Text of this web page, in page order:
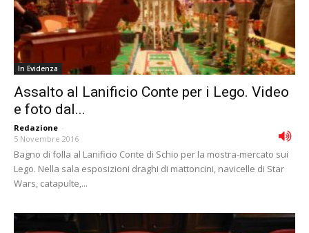
In Evidenza
Assalto al Lanificio Conte per i Lego. Video
e foto dal...
Redazione -
5 Novembre 2016
Bagno di folla al Lanificio Conte di Schio per la mostra-mercato sui
Lego. Nella sala esposizioni draghi di mattoncini, navicelle di Star
Wars, catapulte,...